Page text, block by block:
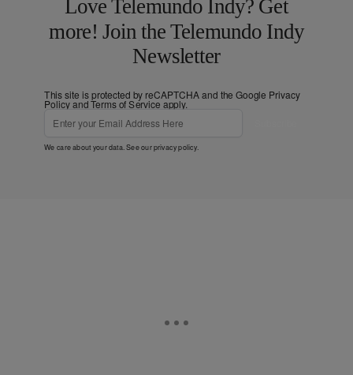
Love Telemundo Indy? Get
more! Join the Telemundo Indy
Newsletter
This site is protected by reCAPTCHA and the Google Privacy
PolicyandTerms of Service apply.
We care about your data. See ourprivacy policy.